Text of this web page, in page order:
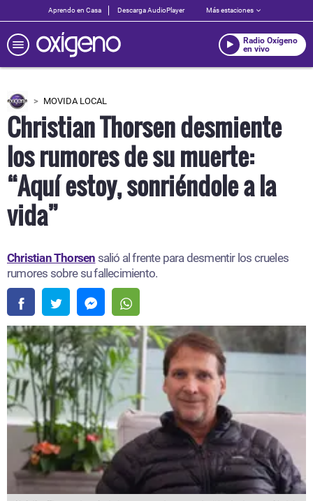
Aprendo en Casa Descarga AudioPlayer Más estaciones
Radio Oxígeno
en vivo
MOVIDA LOCAL
Christian Thorsen desmiente
los rumores de su muerte:
“Aquí estoy, sonriéndole a la
vida”
Christian Thorsen salió al frente para desmentir los crueles
rumores sobre su fallecimiento.